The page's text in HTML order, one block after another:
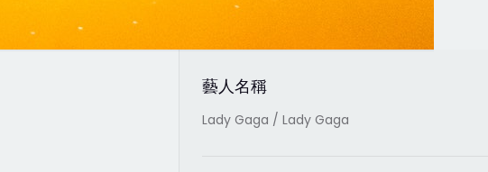
藝人名稱
Lady Gaga / Lady Gaga